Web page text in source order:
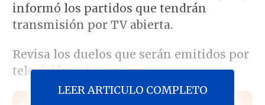
informó los partidos que tendrán
transmisión por TV abierta.
Revisa los duelos que serán emitidos por
televisión esta semana:
LEER ARTICULO COMPLETO